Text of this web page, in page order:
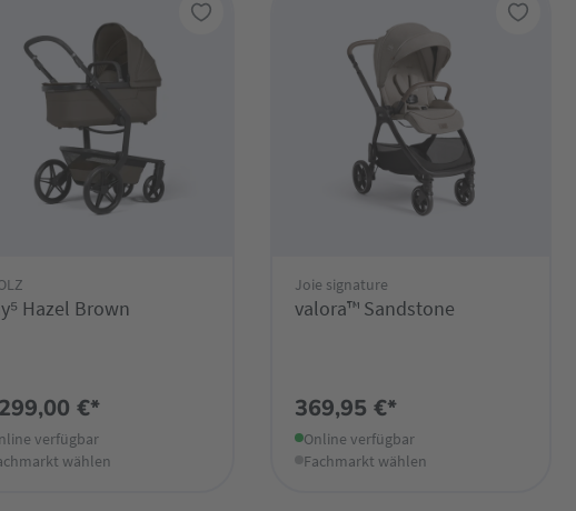
Hazel Brown
€*
verfügbar
wählen
Joie signature
valora™ Sandstone
369,95 €*
Online verfügbar
Fachmarkt wählen